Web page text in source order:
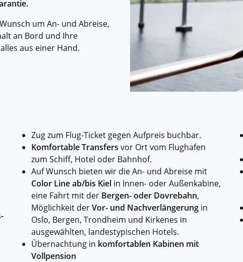
in kleinen Gruppen mit max. 18
– persönlich, intensiv und
Eine Stadt als Ausgangspunkt für spannende
Erkundungen und Ausflüge in die Umgebung.
Alle Autoreisen & mehr
Landausflüge
Sehenswürdigkeiten an Land
um An- und Abreise,
an Bord und Ihre
aus einer Hand.
Zug zum Flug-Ticket gegen Aufpreis buchbar.
Komfortable Transfers vor Ort vom Flughafen
zum Schiff, Hotel oder Bahnhof.
Auf Wunsch bieten wir die An- und Abreise mit
Color Line ab/bis Kiel in Innen- oder Außenkabine,
eine Fahrt mit der Bergen- oder Dovrebahn,
Möglichkeit derVor- und Nachverlängerung in
Oslo, Bergen, Trondheim und Kirkenes in
ausgewählten, landestypischen Hotels.
Übernachtung in komfortablen Kabinen mit
Vollpension